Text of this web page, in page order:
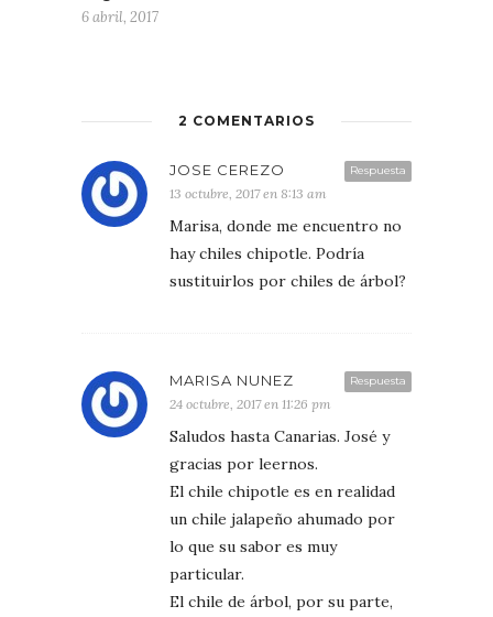
6 abril, 2017
2 COMENTARIOS
Respuesta
JOSE CEREZO
13 octubre, 2017 en 8:13 am
Marisa, donde me encuentro no
hay chiles chipotle. Podría
sustituirlos por chiles de árbol?
Respuesta
MARISA NUNEZ
24 octubre, 2017 en 11:26 pm
Saludos hasta Canarias. José y
gracias por leernos.
El chile chipotle es en realidad
un chile jalapeño ahumado por
lo que su sabor es muy
particular.
El chile de árbol, por su parte,